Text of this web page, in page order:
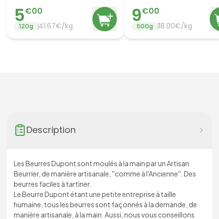
5€00
120g 41.67€/kg 9€00
500g 18.00€/kg
Description
Les Beurres Dupont sont moulés à la main par un Artisan
Beurrier, de manière artisanale, ''comme à l'Ancienne''. Des
beurres faciles à tartiner.
Le Beurre Dupont étant une petite entreprise à taille
humaine, tous les beurres sont façonnés à la demande, de
manière artisanale, à la main. Aussi, nous vous conseillons